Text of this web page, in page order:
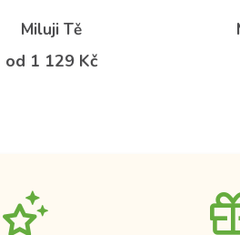
Miluji Tě
od 1 129 Kč